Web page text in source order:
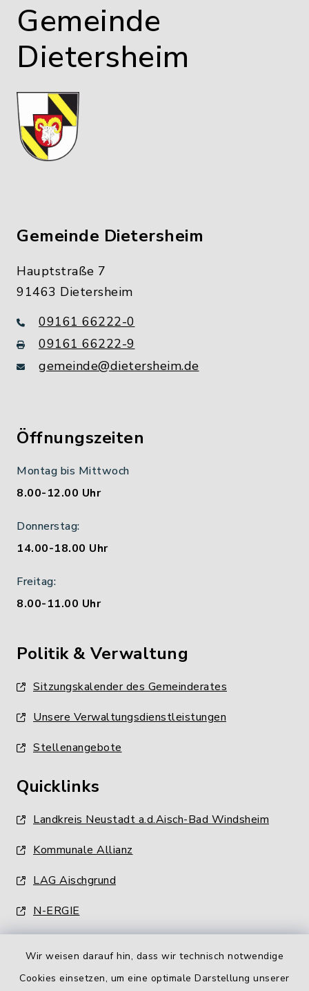
Wir weisen darauf hin, dass wir technisch notwendige
Cookies einsetzen, um eine optimale Darstellung unserer
Gemeinde
Dietersheim
Gemeinde Dietersheim
Hauptstraße 7
91463 Dietersheim
09161 66222-0
09161 66222-9
gemeinde@dietersheim.de
Öffnungszeiten
Montag bis Mittwoch
8.00-12.00 Uhr
Donnerstag:
14.00-18.00 Uhr
Freitag:
8.00-11.00 Uhr
Politik & Verwaltung
Sitzungskalender des Gemeinderates
Unsere Verwaltungsdienstleistungen
Stellenangebote
Quicklinks
Landkreis Neustadt a.d.Aisch-Bad Windsheim
Kommunale Allianz
LAG Aischgrund
N-ERGIE